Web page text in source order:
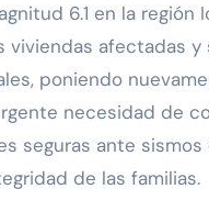
6.1 en la región
viviendas afectadas y
poniendo
necesidad de
seguras ante sismos
de las familias.